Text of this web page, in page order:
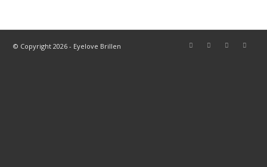
© Copyright 2026 - Eyelove Brillen